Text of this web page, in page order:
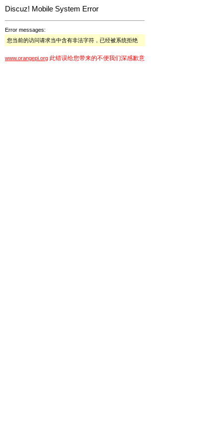
Discuz! Mobile System Error
Error messages:
您当前的访问请求当中含有非法字符，已经被系统拒绝
www.orangepi.org 此错误给您带来的不便我们深感歉意